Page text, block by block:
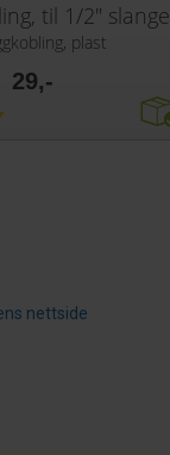
til 1/2" slange
plast
29,-
nettside